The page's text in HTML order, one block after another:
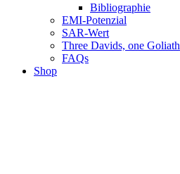
Bibliographie
EMI-Potenzial
SAR-Wert
Three Davids, one Goliath
FAQs
Shop